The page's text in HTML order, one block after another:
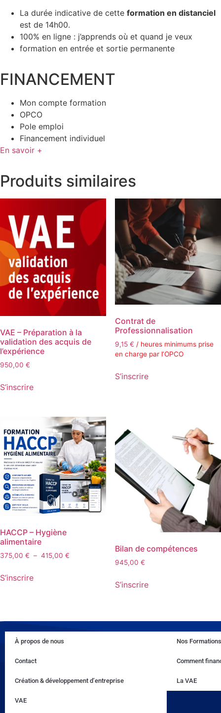
La durée indicative de cette formation en distanciel
est de 14h00.
100% en ligne : j’apprends où et quand je veux
formation en entrée et sortie permanente
FINANCEMENT
Mon compte formation
OPCO
Pole emploi
Financement individuel
En savoir +
Produits similaires
VAE – Préparation à la
validation des acquis de
l’expérience
950,00 €
S’inscrire
Contrat de
Professionnalisation
9,15 € / heures minimums prise
en charge par l’OPCO
S’inscrire
HACCP – Hygiène
alimentaire
375,00 € – 415,00 €
S’inscrire
Bilan de compétences
945,00 €
S’inscrire
À propos de nous
Contact
Création & développement d’entreprise
VAE
Nos
Comment
La VAE